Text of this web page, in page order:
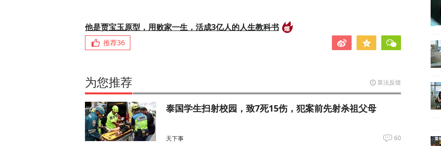
他是贾宝玉原型，用败家一生，活成3亿人的人生教科书
推荐36
为您推荐 算法反馈
泰国学生扫射校园，致7死15伤，犯案前先射杀祖父母
天下事 60